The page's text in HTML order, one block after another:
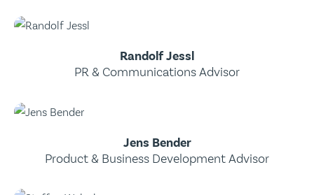
Randolf Jessl
PR & Communications Advisor
Jens Bender
Product & Business Development Advisor